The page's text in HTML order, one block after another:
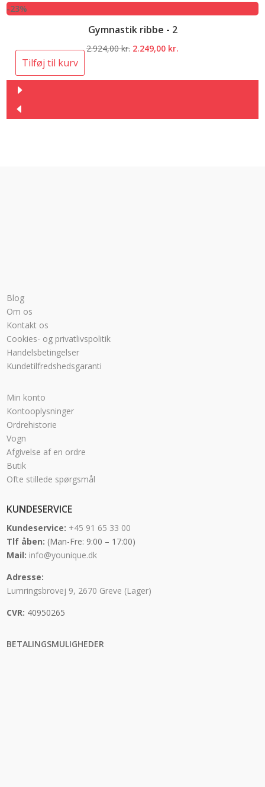
-23%
Gymnastik ribbe - 2
2.924,00kr. Den
2.249,00 kr.
Tilføj til kurv
Blog
Om os
Kontakt os
Cookies- og privatlivspolitik
Handelsbetingelser
Kundetilfredshedsgaranti
Min konto
Kontooplysninger
Ordrehistorie
Vogn
Afgivelse af en ordre
Butik
Ofte stillede spørgsmål
KUNDESERVICE
Kundeservice: +45 91 65 33 00
Tlf åben: (Man-Fre: 9:00 – 17:00)
Mail: info@younique.dk
Adresse:
Lumringsbrovej 9, 2670 Greve (Lager)
CVR: 40950265
BETALINGSMULIGHEDER